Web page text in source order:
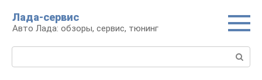
контенту
Лада-сервис
Авто Лада: обзоры, сервис, тюнинг